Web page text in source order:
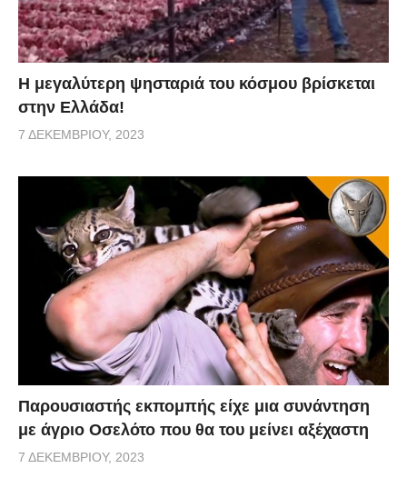
Η μεγαλύτερη ψησταριά του κόσμου βρίσκεται
στην Ελλάδα!
7 ΔΕΚΕΜΒΡΊΟΥ, 2023
Παρουσιαστής εκπομπής είχε μια συνάντηση
με άγριο Οσελότο που θα του μείνει αξέχαστη
7 ΔΕΚΕΜΒΡΊΟΥ, 2023